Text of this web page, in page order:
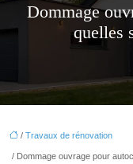
Dommage
quelles
/ Travaux de rénovation
/ Dommage ouvrage pour